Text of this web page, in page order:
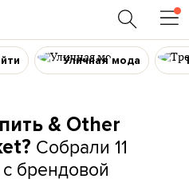
Уличная мода
& Other
Собрали 11
брендовой